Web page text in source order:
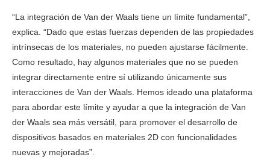
“La integración de Van der Waals tiene un límite fundamental”,
explica. “Dado que estas fuerzas dependen de las propiedades
intrínsecas de los materiales, no pueden ajustarse fácilmente.
Como resultado, hay algunos materiales que no se pueden
integrar directamente entre sí utilizando únicamente sus
interacciones de Van der Waals. Hemos ideado una plataforma
para abordar este límite y ayudar a que la integración de Van
der Waals sea más versátil, para promover el desarrollo de
dispositivos basados ​​en materiales 2D con funcionalidades
nuevas y mejoradas”.